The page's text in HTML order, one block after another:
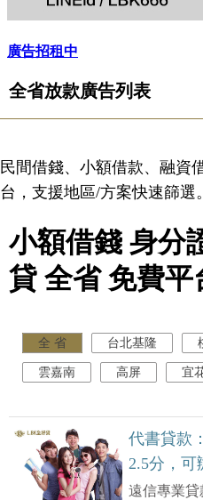
全省放款廣告列表
民間借錢、小額借款、融資
台，支援地區/方案快速篩選。
小額借錢 身分
貸 全省 免費平
全 省 台北基隆
雲嘉南 高屏 宜
代書貸款
2.5分，可
遠信專業貸